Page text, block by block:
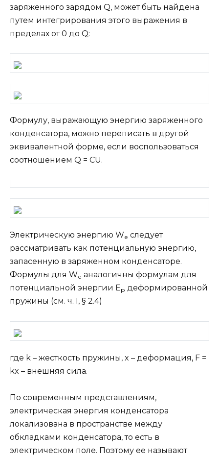
заряженного зарядом Q, может быть найдена
путем интегрирования этого выражения в
пределах от 0 до Q:
Формулу, выражающую энергию заряженного
конденсатора, можно переписать в другой
эквивалентной форме, если воспользоваться
соотношением Q = CU.
Электрическую энергию Wе следует
рассматривать как потенциальную энергию,
запасенную в заряженном конденсаторе.
Формулы для Wе аналогичны формулам для
потенциальной энергии Eр деформированной
пружины (см. ч. I, § 2.4)
где k – жесткость пружины, x – деформация, F =
kx – внешняя сила.
По современным представлениям,
электрическая энергия конденсатора
локализована в пространстве между
обкладками конденсатора, то есть в
электрическом поле. Поэтому ее называют